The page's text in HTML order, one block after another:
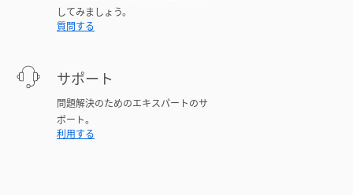
してみましょう。
質問する
サポート
問題解決のためのエキスパートのサ
ポート。
利用する